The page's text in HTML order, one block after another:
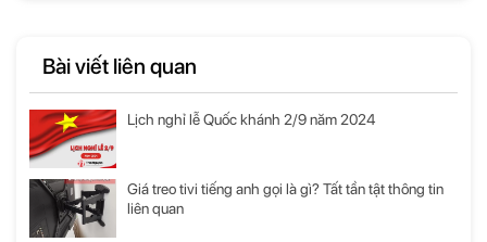
Bài viết liên quan
Lịch nghỉ lễ Quốc khánh 2/9 năm 2024
Giá treo tivi tiếng anh gọi là gì? Tất tần tật thông tin
liên quan